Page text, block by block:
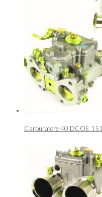
Carburatore 40 DCOE 151